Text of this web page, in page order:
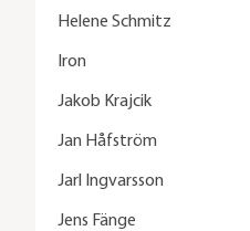
Helene Schmitz
Iron
Jakob Krajcik
Jan Håfström
Jarl Ingvarsson
Jens Fänge